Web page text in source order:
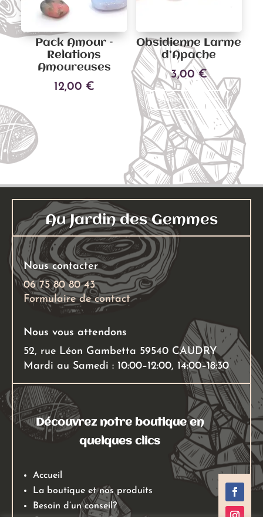
page
produit
Pack Amour –
Relations
Amoureuses
12,00 €
Obsidienne Larme
d’Apache
3,00€
Ajouter au panier
Au Jardin des Gemmes
Nous contacter
06 75 80 80 43
Formulaire de contact
Nous vous attendons
52, rue Léon Gambetta 59540 CAUDRY
Mardi au Samedi : 10:00–12:00, 14:00–18:30
Découvrez notre boutique en
quelques clics
Accueil
La boutique et nos produits
Besoin d’un conseil?